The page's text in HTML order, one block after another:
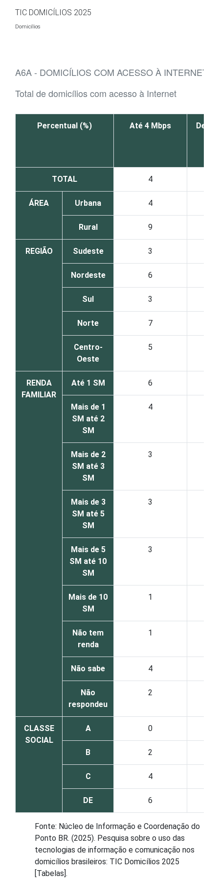
Ir para o conteúdo
TIC DOMICÍLIOS 2025
Domicílios
A6A - DOMICÍLIOS COM ACESSO À INTERNET,
Total de domicílios com acesso à Internet
Percentual (%) Até 4 Mbps
De 5
TOTAL 4
ÁREA Urbana 4
Rural 9
REGIÃO Sudeste 3
Nordeste 6
Sul 3
Norte 7
Centro-
Oeste
5
RENDA
FAMILIAR
Até 1 SM 6
Mais de 1
SM até 2
SM
4
Mais de 2
SM até 3
SM
3
Mais de 3
SM até 5
SM
3
Mais de 5
SM até 10
SM
3
Mais de 10
SM
1
Não tem
renda
1
Não sabe 4
Não
respondeu
2
CLASSE
SOCIAL
A 0
B 2
C 4
DE 6
Fonte: Núcleo de Informação e Coordenação do
Ponto BR. (2025). Pesquisa sobre o uso das
tecnologias de informação e comunicação nos
domicílios brasileiros: TIC Domicílios 2025
[Tabelas].